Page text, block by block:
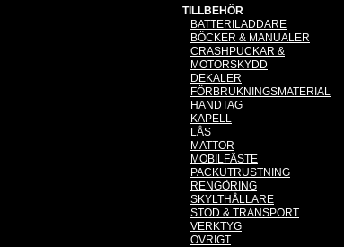
TILLBEHÖR
BATTERILADDARE
BÖCKER & MANUALER
CRASHPUCKAR &
MOTORSKYDD
DEKALER
FÖRBRUKNINGSMATERIAL
HANDTAG
KAPELL
LÅS
MATTOR
MOBILFÄSTE
PACKUTRUSTNING
RENGÖRING
SKYLTHÅLLARE
STÖD & TRANSPORT
VERKTYG
ÖVRIGT